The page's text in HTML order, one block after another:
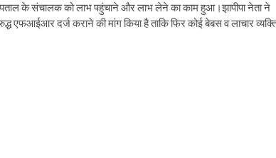
के संचालक को लाभ पहुंचाने और लाभ लेने का काम हुआ।झापीपा नेता ने
एफआईआर दर्ज कराने की मांग किया है ताकि फिर कोई बेबस व लाचार